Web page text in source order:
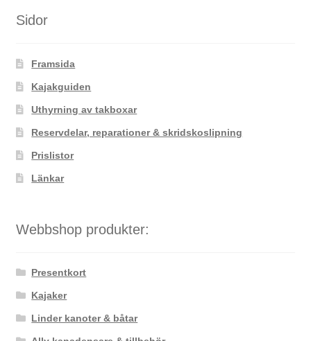
Sidor
Framsida
Kajakguiden
Uthyrning av takboxar
Reservdelar, reparationer & skridskoslipning
Prislistor
Länkar
Webbshop produkter:
Presentkort
Kajaker
Linder kanoter & båtar